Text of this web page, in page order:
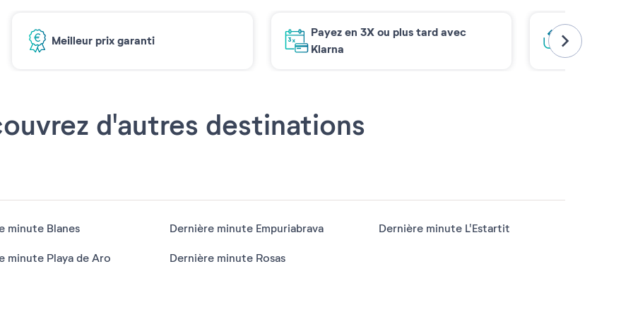
Meilleur prix garanti
Payez en 3X ou plus tard avec
Klarna
Bloquez
d'autres destinations
minute Blanes Dernière minute Empuriabrava Dernière minute L'Estartit
minute Playa de Aro Dernière minute Rosas